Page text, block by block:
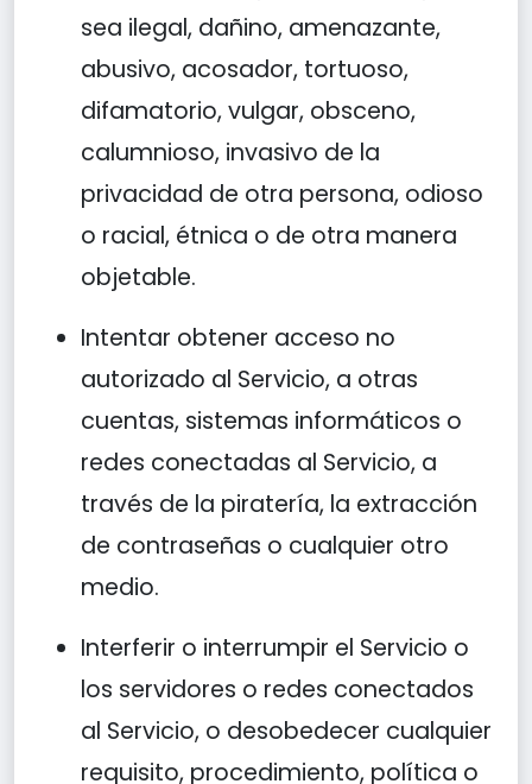
sea ilegal, dañino, amenazante,
abusivo, acosador, tortuoso,
difamatorio, vulgar, obsceno,
calumnioso, invasivo de la
privacidad de otra persona, odioso
o racial, étnica o de otra manera
objetable.
Intentar obtener acceso no
autorizado al Servicio, a otras
cuentas, sistemas informáticos o
redes conectadas al Servicio, a
través de la piratería, la extracción
de contraseñas o cualquier otro
medio.
Interferir o interrumpir el Servicio o
los servidores o redes conectados
al Servicio, o desobedecer cualquier
requisito, procedimiento, política o